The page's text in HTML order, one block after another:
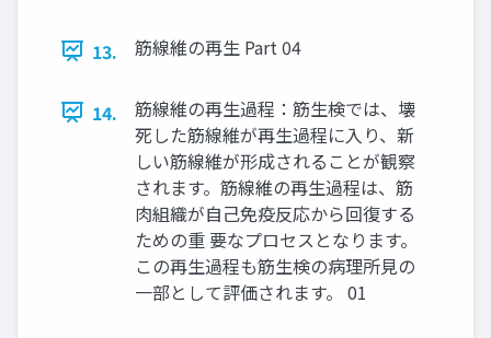
13. 筋線維の再生 Part 04
14.
筋線維の再生過程：筋生検では、壊
死した筋線維が再生過程に入り、新
しい筋線維が形成されることが観察
されます。筋線維の再生過程は、筋
肉組織が自己免疫反応から回復する
ための重 要なプロセスとなります。
この再生過程も筋生検の病理所見の
一部として評価されます。 01